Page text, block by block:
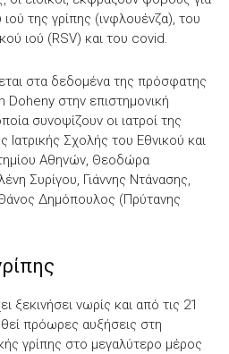
της γρίπης (ινφλουένζα), του
ιού (RSV) και του covid.
στα δεδομένα της πρόσφατης
στην επιστημονική
συνοψίζουν οι ιατροί της
Ιατρικής Σχολής του Εθνικού και
Αθηνών, Θεοδώρα
Συρίγου, Γιάννης Ντάνασης,
Δημόπουλος (Πρύτανης
ξεκινήσει νωρίς και από τις 21
πρόωρες αυξήσεις στη
γρίπης στο μεγαλύτερο μέρος